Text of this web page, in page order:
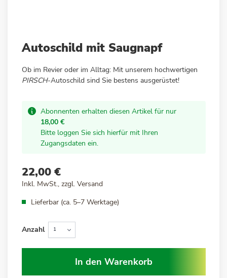
Anfang
Bildergalerie
springen
Autoschild mit Saugnapf
Ob im Revier oder im Alltag: Mit unserem hochwertigen
PIRSCH-Autoschild sind Sie bestens ausgerüstet!
Abonnenten erhalten diesen Artikel für nur
18,00 €
Bitte loggen Sie sich hierfür mit Ihren
Zugangsdaten ein.
22,00 €
Inkl. MwSt., zzgl. Versand
Lieferbar (ca. 5–7 Werktage)
Anzahl
In den Warenkorb